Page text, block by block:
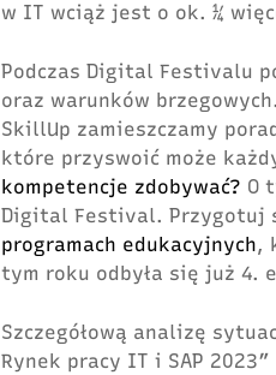
w IT wciąż jest o ok. ¼
Podczas Digital Festivalu
oraz warunków
SkillUp zamieszczamy
które przyswoić może
kompetencje zdobywać? O
Digital Festival. Przygotuj
programach edukacyjnych,
tym roku odbyła się już 4.
Szczegółową analizę
Rynek pracy IT i SAP